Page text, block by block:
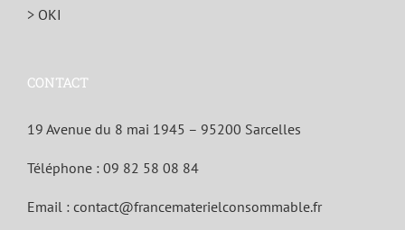
> OKI
CONTACT
19 Avenue du 8 mai 1945 – 95200 Sarcelles
Téléphone : 09 82 58 08 84
Email : contact@francematerielconsommable.fr